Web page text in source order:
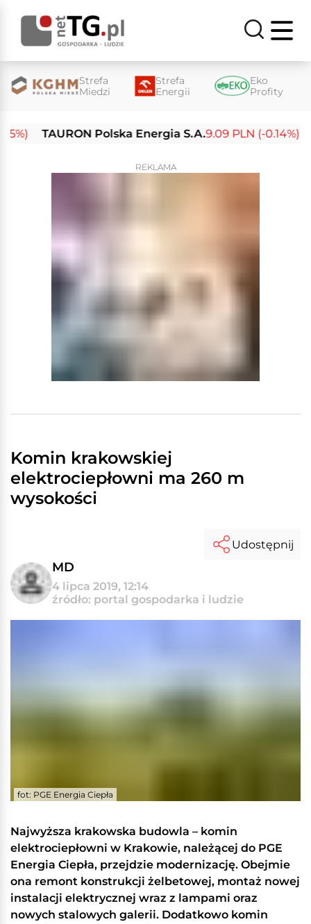
Strefa
Miedzi
Strefa
Energii
Eko
Profity
TAURON Polska Energia S.A.9.09 PLN (-0.14%)
REKLAMA
Komin krakowskiej
elektrociepłowni ma 260 m
wysokości
MD
4 lipca 2019, 12:14
źródło: portal gospodarka i ludzie
Udostępnij
fot: PGE Energia Ciepła
Najwyższa krakowska budowla – komin
elektrociepłowni w Krakowie, należącej do PGE
Energia Ciepła, przejdzie modernizację. Obejmie
ona remont konstrukcji żelbetowej, montaż nowej
instalacji elektrycznej wraz z lampami oraz
nowych stalowych galerii. Dodatkowo komin